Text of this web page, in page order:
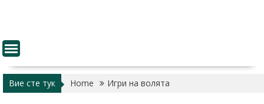
Вие сте тук Home Игри на волята